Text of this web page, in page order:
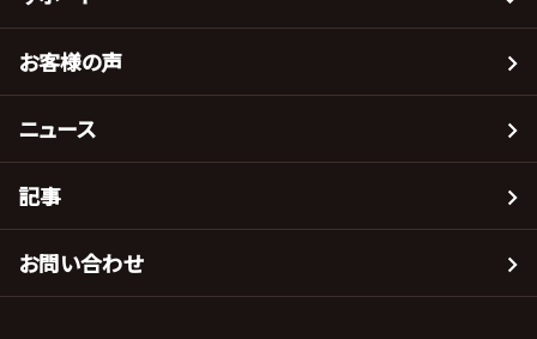
お客様の声
ニュース
記事
お問い合わせ